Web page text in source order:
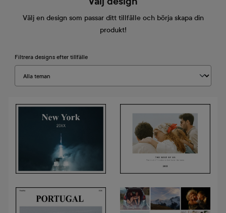
Välj en design som passar ditt tillfälle och börja skapa din
produkt!
Filtrera designs efter tillfälle